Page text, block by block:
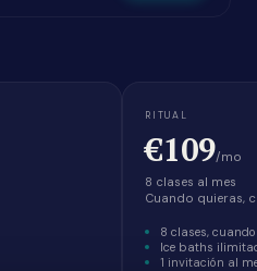
RITUAL
€109/mo
8 clases al mes
Cuando quieras,
8 clases,
Ice baths
1 invitación al